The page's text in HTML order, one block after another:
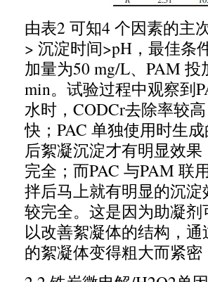
由表2 可知4 个因素的主
> 沉淀时间>pH ， 最佳条
加量为50 mg/L、 PAM 投
min。试验过程中观察到
水时， CODCr去除率较高
快； PAC 单独使用时生
后絮凝沉淀才有明显效果
完全； 而PAC 与PAM 联
拌后马上就有明显的沉淀
较完全。这是因为助凝
以改善絮凝体的结构，
的絮凝体变得粗大而紧密